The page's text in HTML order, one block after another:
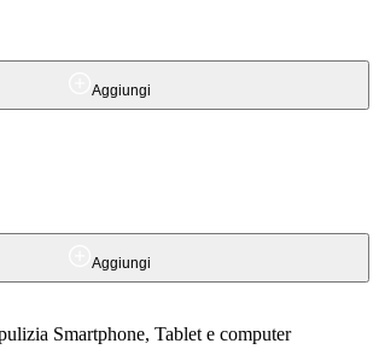
Aggiungi
Aggiungi
Smartphone, Tablet e computer